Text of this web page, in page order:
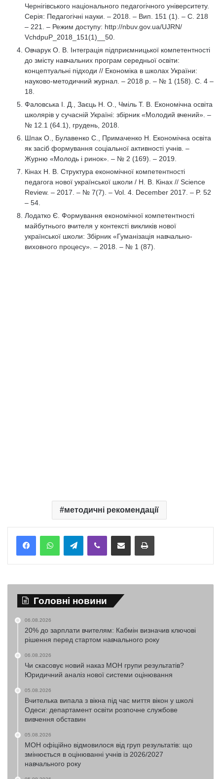
Чернігівського національного педагогічного університету.
Серія: Педагогічні науки. – 2018. – Вип. 151 (1). – С. 218
– 221. – Режим доступу: http://nbuv.gov.ua/UJRN/
VchdpuP_2018_151(1)__50.
Овчарук О. В. Інтеграція підприємницької компетентності
до змісту навчальних програм середньої освіти:
концептуальні підходи // Економіка в школах України:
науково-методичний журнал. – 2018 р. – № 1 (158). С. 4 –
18.
Фаловська І. Д., Заєць Н. О., Чміль Т. В. Економічна освіта
школярів у сучасній Україні: збірник «Молодий вчений». –
№ 12.1 (64.1), грудень, 2018.
Шпак О., Булавенко С., Примаченко Н. Економічна освіта
як засіб формування соціальної активності учнів. –
Журню «Молодь і ринок». – № 2 (169). – 2019.
Кінах Н. В. Структура економічної компетентності
педагога нової української школи / Н. В. Кінах // Science
Review. – 2017. – № 7(7). – Vol. 4. December 2017. – P. 52
– 54.
Лодатко Є. Формування економічної компетентності
майбутнього вчителя у контексті викликів нової
української школи: Збірник «Гуманізація навчально-
виховного процесу». – 2018. – № 1 (87).
методичні рекомендації
TelegramViber Надіслати електронною поштоюНадрукувати
Головні новини
06.08.2026
20% до зарплати вчителям: Кабмін визначив ключові
рішення перед стартом навчального року
06.08.2026
Чи скасовує новий наказ МОН групи результатів?
Юридичний аналіз нової системи оцінювання
05.08.2026
Вчителька випала з вікна під час миття вікон у школі
Одеси: департамент освіти розпочне службове
вивчення обставин
05.08.2026
МОН офіційно відмовилося від груп результатів: що
змінюється в оцінюванні учнів із 2026/2027
навчального року